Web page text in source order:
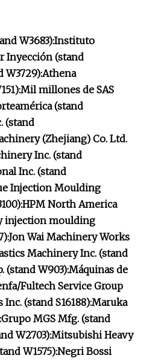
W3683):Instituto
Inyección (stand
W3729):Athena
Mil millones de SAS
(stand
(stand
(Zhejiang) Co. Ltd.
Inc. (stand
Inc. (stand
Injection Moulding
HPM North America
injection moulding
Jon Wai Machinery Works
Machinery Inc. (stand
(stand W903):Máquinas de
Fultech Service Group
Inc. (stand S16188):Maruka
Grupo MGS Mfg. (stand
W2703):Mitsubishi Heavy
W1575):Negri Bossi